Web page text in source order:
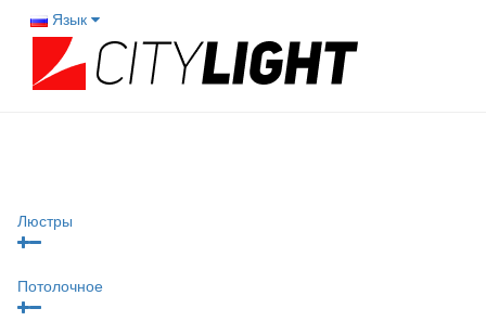
Язык
Люстры
Потолочное